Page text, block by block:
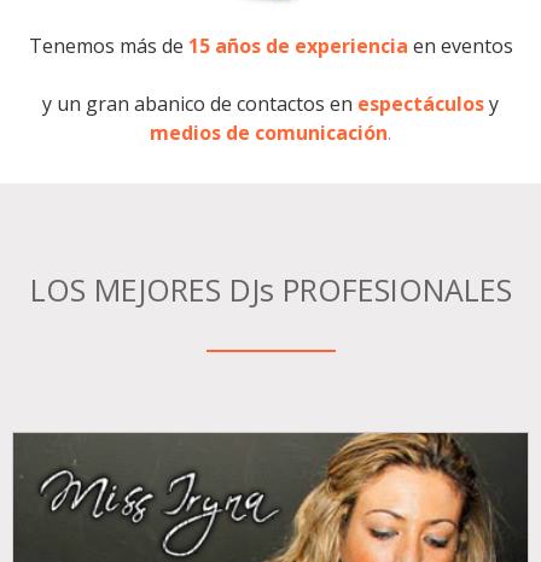
Tenemos más de 15 años de experiencia en eventos
y un gran abanico de contactos en espectáculosy
medios de comunicación.
LOS MEJORES DJs PROFESIONALES